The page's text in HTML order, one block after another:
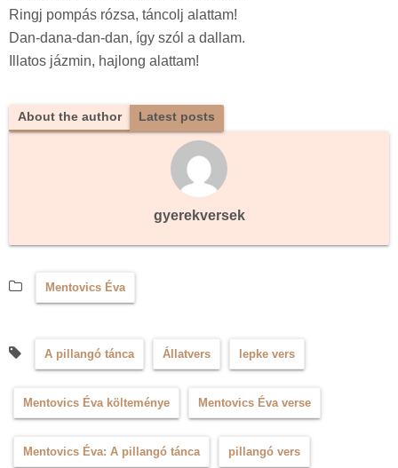
Ringj pompás rózsa, táncolj alattam!
Dan-dana-dan-dan, így szól a dallam.
Illatos jázmin, hajlong alattam!
About the author Latest posts
gyerekversek
Mentovics Éva
A pillangó tánca Állatvers lepke vers
Mentovics Éva költeménye Mentovics Éva verse
Mentovics Éva: A pillangó tánca pillangó vers